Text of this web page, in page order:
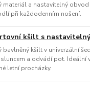
materiál a nastavitelný
při každodenním nošení.
kšilt s
bavlněný kšilt v univerzální
a odvádí pot. Ideální
letní procházky.